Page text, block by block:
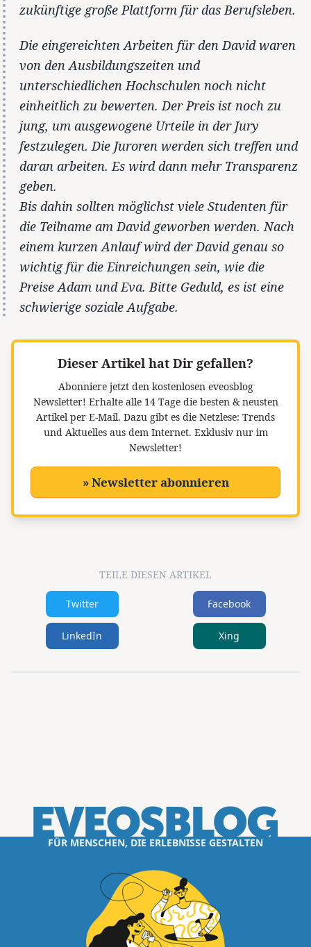
zukünftige große Plattform für das Berufsleben.
Die eingereichten Arbeiten für den David waren
von den Ausbildungszeiten und
unterschiedlichen Hochschulen noch nicht
einheitlich zu bewerten. Der Preis ist noch zu
jung, um ausgewogene Urteile in der Jury
festzulegen. Die Juroren werden sich treffen und
daran arbeiten. Es wird dann mehr Transparenz
geben.
Bis dahin sollten möglichst viele Studenten für
die Teilname am David geworben werden. Nach
einem kurzen Anlauf wird der David genau so
wichtig für die Einreichungen sein, wie die
Preise Adam und Eva. Bitte Geduld, es ist eine
schwierige soziale Aufgabe.
Dieser Artikel hat Dir gefallen?
Abonniere jetzt den kostenlosen eveosblog
Newsletter! Erhalte alle 14 Tage die besten & neusten
Artikel per E-Mail. Dazu gibt es die Netzlese: Trends
und Aktuelles aus dem Internet. Exklusiv nur im
Newsletter!
» Newsletter abonnieren
TEILE DIESEN ARTIKEL
Twitter Facebook
LinkedIn Xing
FÜR MENSCHEN, DIE ERLEBNISSE GESTALTEN